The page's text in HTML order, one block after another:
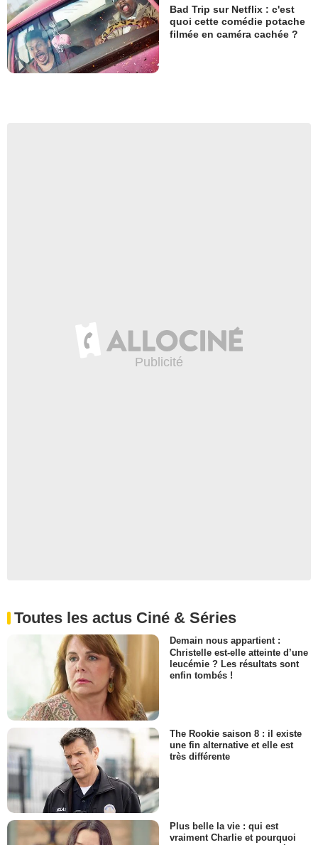
Bad Trip sur Netflix : c'est
quoi cette comédie potache
filmée en caméra cachée ?
Toutes les actus Ciné & Séries
Demain nous appartient :
Christelle est-elle atteinte d’une
leucémie ? Les résultats sont
enfin tombés !
The Rookie saison 8 : il existe
une fin alternative et elle est
très différente
Plus belle la vie : qui est
vraiment Charlie et pourquoi